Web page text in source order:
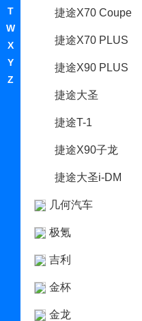
T
W
X
Y
Z
捷途X70 Coupe
捷途X70 PLUS
捷途X90 PLUS
捷途大圣
捷途T-1
捷途X90子龙
捷途大圣i-DM
几何汽车
极氪
吉利
金杯
金龙